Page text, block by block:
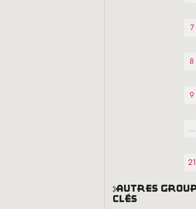
7
8
9
…
21
autres groupes de mots-
clés